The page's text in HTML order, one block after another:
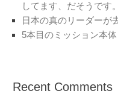
してます、だそうです。
日本の真のリーダーが
5本目のミッション本体
Recent Comments